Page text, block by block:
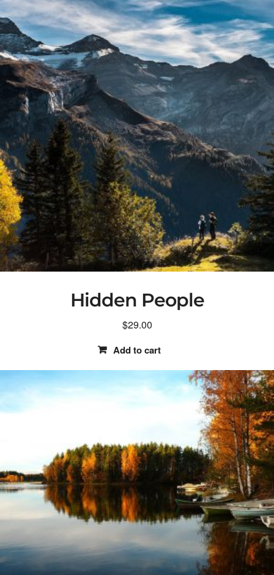
Hidden People
$29.00
Add to cart